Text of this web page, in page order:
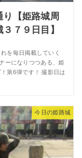
【姫路城周
７９日目】
を毎日掲載していく
ーになりつつある、姫
第6弾です！ 撮影日は
今日の姫路城